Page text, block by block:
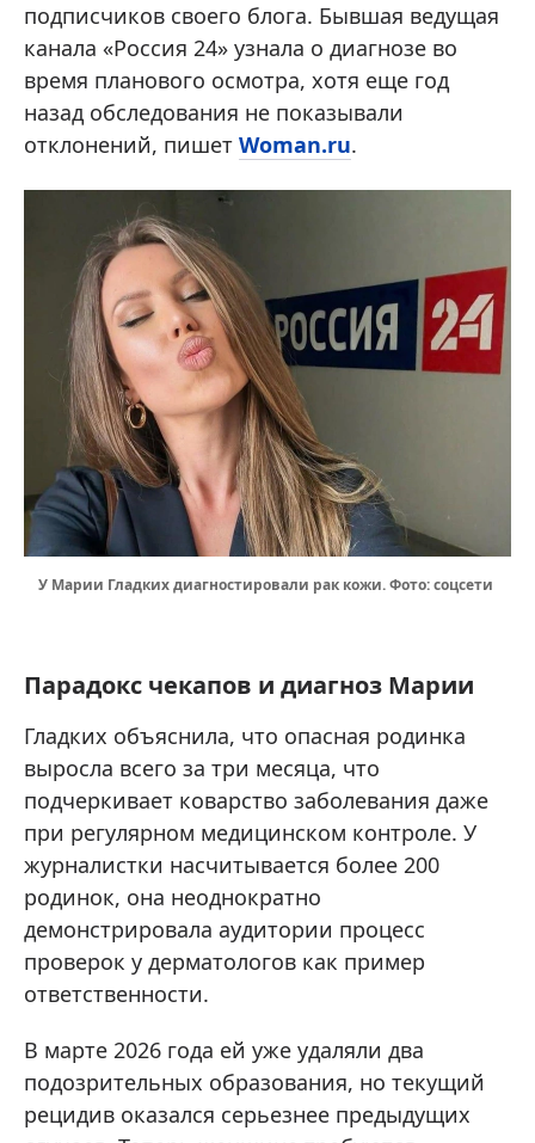
подписчиков своего блога. Бывшая ведущая
канала «Россия 24» узнала о диагнозе во
время планового осмотра, хотя еще год
назад обследования не показывали
отклонений, пишет Woman.ru.
У Марии Гладких диагностировали рак кожи. Фото: соцсети
Парадокс чекапов и диагноз Марии
Гладких объяснила, что опасная родинка
выросла всего за три месяца, что
подчеркивает коварство заболевания даже
при регулярном медицинском контроле. У
журналистки насчитывается более 200
родинок, она неоднократно
демонстрировала аудитории процесс
проверок у дерматологов как пример
ответственности.
В марте 2026 года ей уже удаляли два
подозрительных образования, но текущий
рецидив оказался серьезнее предыдущих